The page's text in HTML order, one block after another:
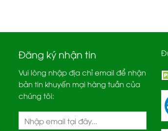
Đăng ký nhận tin
Vui lòng nhập địa chỉ email để nhận
bản tin khuyến mại hàng tuần của
chúng tôi: